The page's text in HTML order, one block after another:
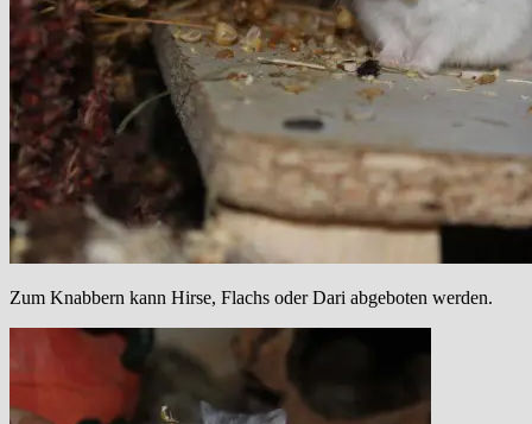
Zum Knabbern kann Hirse, Flachs oder Dari abgeboten werden.